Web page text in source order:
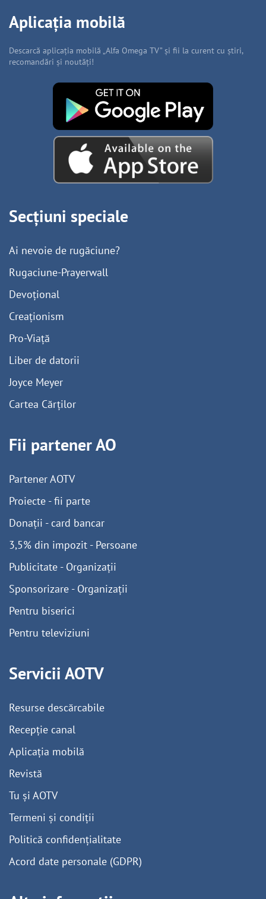
Aplicația mobilă
Descarcă aplicația mobilă „Alfa Omega TV” și fii la curent cu știri,
recomandări și noutăți!
Secțiuni speciale
Ai nevoie de rugăciune?
Rugaciune-Prayerwall
Devoțional
Creaționism
Pro-Viață
Liber de datorii
Joyce Meyer
Cartea Cărților
Fii partener AO
Partener AOTV
Proiecte - fii parte
Donații - card bancar
3,5% din impozit - Persoane
Publicitate - Organizații
Sponsorizare - Organizații
Pentru biserici
Pentru televiziuni
Servicii AOTV
Resurse descărcabile
Recepție canal
Aplicația mobilă
Revistă
Tu și AOTV
Termeni și condiții
Politică confidențialitate
Acord date personale (GDPR)